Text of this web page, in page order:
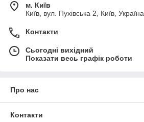
м. Київ
Київ, вул. Пухівська 2, Київ, Україна
Контакти
Сьогодні вихідний
Показати весь графік роботи
Про нас
Контакти